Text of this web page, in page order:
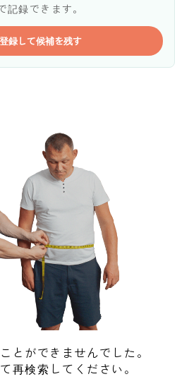
録できます。
録して候補を残す
とができませんでした。
再検索してください。